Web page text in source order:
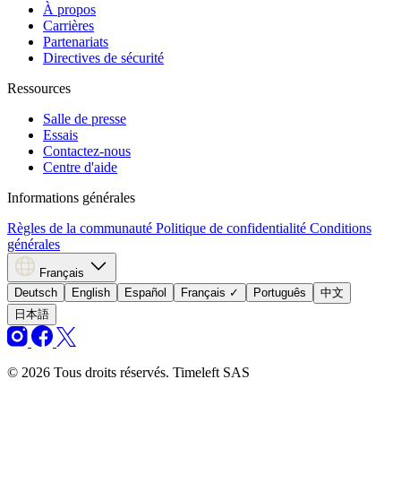
À propos
Carrières
Partenariats
Directives de sécurité
Ressources
Salle de presse
Essais
Contactez-nous
Centre d'aide
Informations générales
Règles de la communauté Politique de confidentialité Conditions
générales
Français
Deutsch
English Español Français ✓ Português
中文
日本語
© 2026 Tous droits réservés. Timeleft SAS